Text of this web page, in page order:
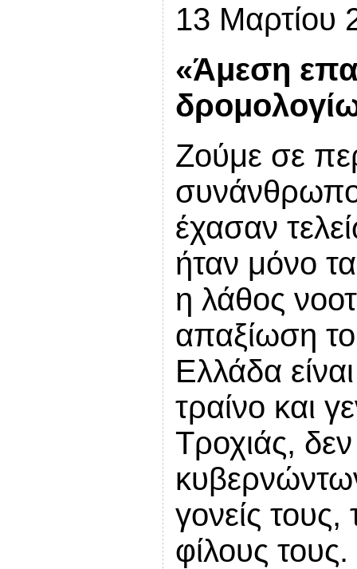
13 Μαρτίου
«Άμεση
Ζούμε σε
έχασαν
ήταν μόνο
η λάθος
απαξίωση
Ελλάδα
τραίνο και
Τροχιάς,
γονείς τους,
φίλους